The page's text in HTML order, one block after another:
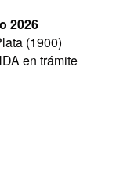
2026
(1900)
en trámite